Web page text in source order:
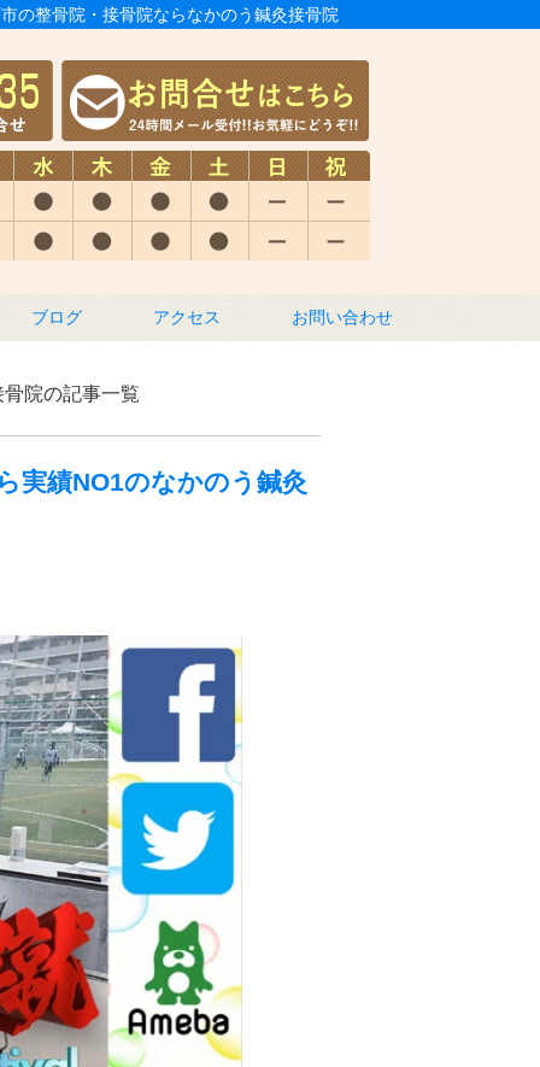
の整骨院・接骨院ならなかのう鍼灸接骨院
ブログ アクセス お問い合わせ
院の記事一覧
実績NO1のなかのう鍼灸